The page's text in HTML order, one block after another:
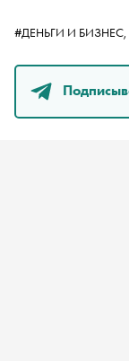
#ДЕНЬГИ И БИЗНЕС,